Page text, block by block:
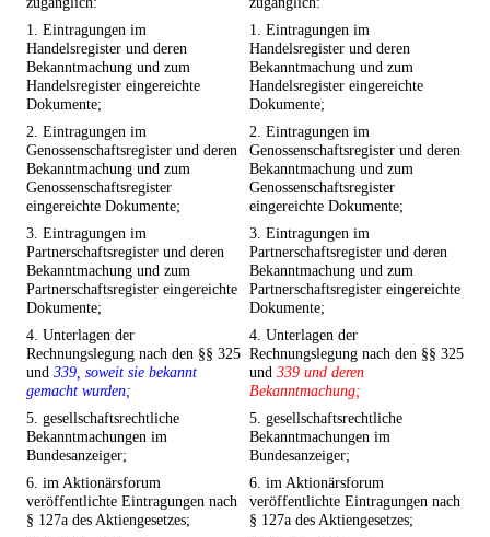
1. Eintragungen im
Handelsregister und deren
Bekanntmachung und zum
Handelsregister eingereichte
Dokumente;
1. Eintragungen im
Handelsregister und deren
Bekanntmachung und zum
Handelsregister eingereichte
Dokumente;
2. Eintragungen im
Genossenschaftsregister und deren
Bekanntmachung und zum
Genossenschaftsregister
eingereichte Dokumente;
2. Eintragungen im
Genossenschaftsregister und deren
Bekanntmachung und zum
Genossenschaftsregister
eingereichte Dokumente;
3. Eintragungen im
Partnerschaftsregister und deren
Bekanntmachung und zum
Partnerschaftsregister eingereichte
Dokumente;
3. Eintragungen im
Partnerschaftsregister und deren
Bekanntmachung und zum
Partnerschaftsregister eingereichte
Dokumente;
4. Unterlagen der
Rechnungslegung nach den §§ 325
und 339, soweit sie bekannt
gemacht wurden;
4. Unterlagen der
Rechnungslegung nach den §§ 325
und 339 und deren
Bekanntmachung;
5. gesellschaftsrechtliche
Bekanntmachungen im
Bundesanzeiger;
5. gesellschaftsrechtliche
Bekanntmachungen im
Bundesanzeiger;
6. im Aktionärsforum
veröffentlichte Eintragungen nach
§ 127a des Aktiengesetzes;
6. im Aktionärsforum
veröffentlichte Eintragungen nach
§ 127a des Aktiengesetzes;